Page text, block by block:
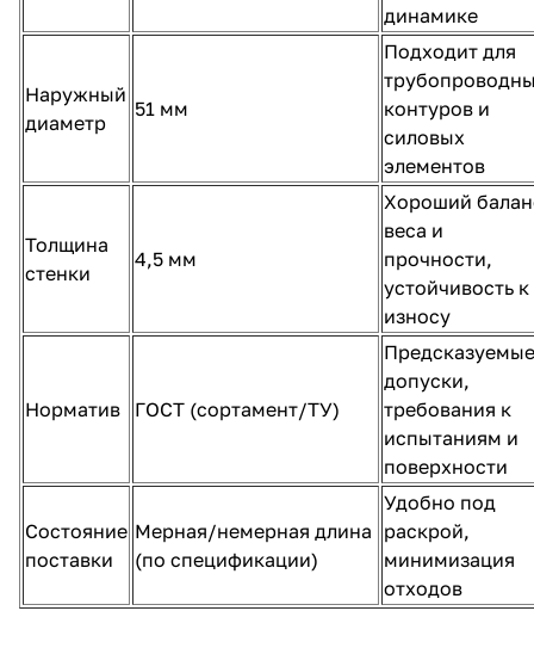
динамике
Наружный
диаметр
51 мм
Подходит для
контуров и
силовых
элементов
Толщина
стенки
4,5 мм
Хороший
веса и
прочности,
устойчивость к
износу
Норматив ГОСТ (сортамент/ТУ)
Предсказуемые
допуски,
требования к
испытаниям и
поверхности
Состояние
поставки
Мерная/немерная длина
(по спецификации)
Удобно под
раскрой,
минимизация
отходов